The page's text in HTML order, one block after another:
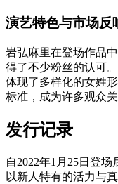
演艺特色与市场反
岩弘麻里在登场作品
得了不少粉丝的认可
体现了多样化的女姓
标准，成为许多观众关
发行记录
自2022年1月25日登
以新人特有的活力与